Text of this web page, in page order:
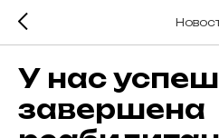
У нас
завершена